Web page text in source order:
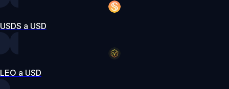
USDS a USD
LEO a USD